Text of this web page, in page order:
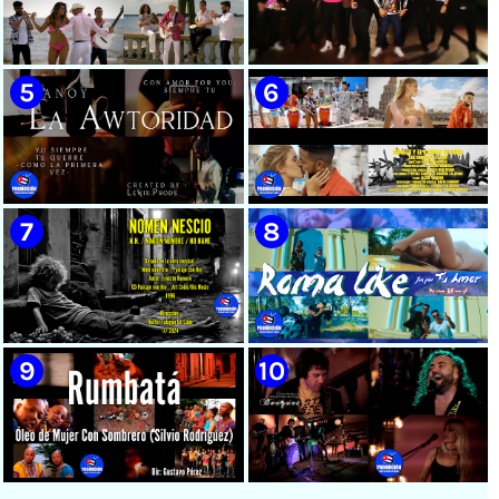
🟡 Susel Gómez (La China) ||
¨Oye Mi Leloley¨ || Director:
Onelio Jesús Larralde González
|| Música popular bailable
cubana || Videoclip || CUBA
🟢 Pirro | ¨Vuelve a mi¨ |
Videoclip | Música Urbana
Cubana | Artistas Cubanos |
Canción | CUBA
🟡 Tico González - ¨Aunque se
pare la mula¨ - Videoclip -
Dirección: John Meriles -
Roberto C. González
🔴 Osmani García & Varios
Artistas | ¨Chupi Chupi¨ |
Director: Joel Guilian |
Videoclip | Música Urbana
Cubana | Artistas Cubanos |
Canción | CUBA
🟢 Hanoy La Awtoridad |
¨Siempre Tú¨ | Director:
LEWIS.PRODS | Videoclip |
Música Urbana Cubana |
Artistas Cubanos | Canción |
CUBA
🟡 Ronald & El Karnal de Cuba
- ¨Que bonito es el amor¨ 📺
Videoclip - 🎬 Director: Andros
Barroso
🟢 Paisaje con Río | NOMEN
NESCIO, basado en la obra
musical ¨Niño siniestro¨ |
🟡 Roma Like - ¨Fue por tu
amor¨ 📺 Videoclip - 🎬
Director: HE Marrero